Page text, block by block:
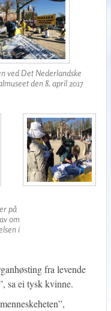
ved Det Nederlandske
den 8. april 2017
på
om
i
fra levende
sa ei tysk kvinne.